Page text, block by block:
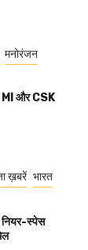
मनोरंजन
MI और CSK
ख़बरें भारत
नियर-स्पेस